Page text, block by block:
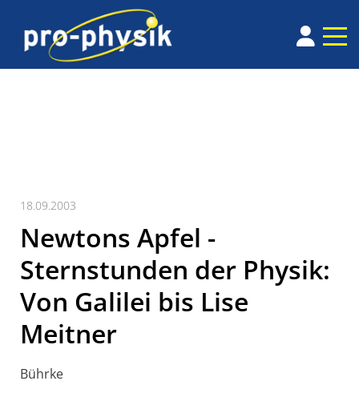
18.09.2003
Newtons Apfel -
Sternstunden der Physik:
Von Galilei bis Lise
Meitner
Bührke